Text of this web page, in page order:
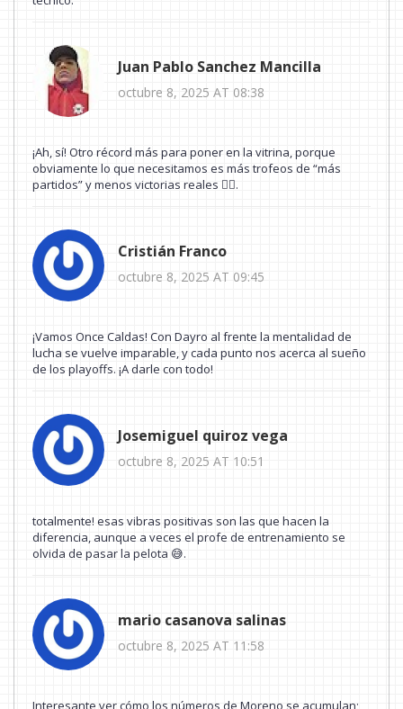
Juan Pablo Sanchez Mancilla
octubre 8, 2025 AT 08:38
¡Ah, sí! Otro récord más para poner en la vitrina, porque
obviamente lo que necesitamos es más trofeos de “más
partidos” y menos victorias reales 🤦‍♂️.
Cristián Franco
octubre 8, 2025 AT 09:45
¡Vamos Once Caldas! Con Dayro al frente la mentalidad de
lucha se vuelve imparable, y cada punto nos acerca al sueño
de los playoffs. ¡A darle con todo!
Josemiguel quiroz vega
octubre 8, 2025 AT 10:51
totalmente! esas vibras positivas son las que hacen la
diferencia, aunque a veces el profe de entrenamiento se
olvida de pasar la pelota 😅.
mario casanova salinas
octubre 8, 2025 AT 11:58
Interesante ver cómo los números de Moreno se acumulan;